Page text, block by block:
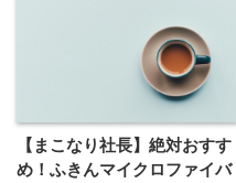
【まこなり社長】絶対おすす
め！ふきんマイクロファイバ